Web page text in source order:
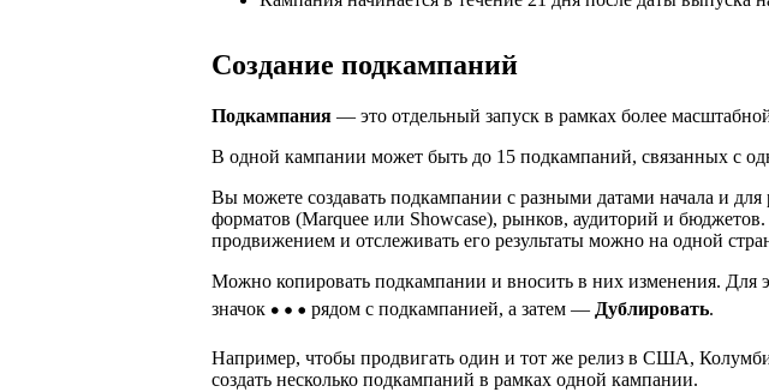
Создание подкампаний
Подкампания — это отдельный запуск в рамках более
В одной кампании может быть до 15 подкампаний, связанных с
Вы можете создавать подкампании с разными датами начала и для
форматов (Marquee или Showcase), рынков, аудиторий и бюджетов.
продвижением и отслеживать его результаты можно на одной
Можно копировать подкампании и вносить в них изменения. Для
значок
рядом с подкампанией, а затем — Дублировать.
Например, чтобы продвигать один и тот же релиз в США,
создать несколько подкампаний в рамках одной кампании.